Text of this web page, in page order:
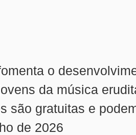
o
da música
são gratuitas e
de 2026